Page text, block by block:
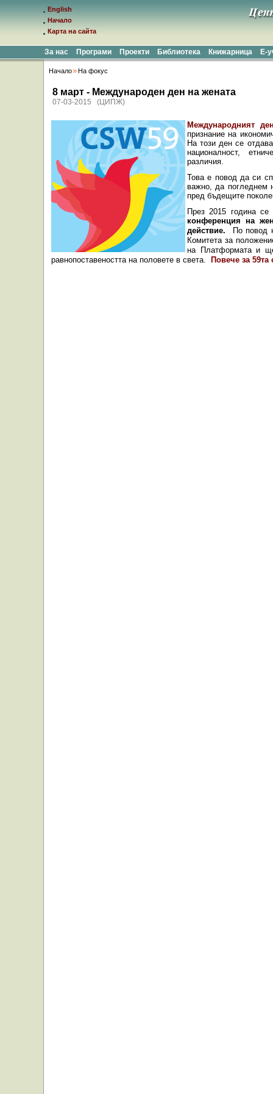
English
Начало
Карта на сайта
За нас Програми Проекти Библиотека Книжарница Е-
Начало На фокус
8 март - Международен ден на жената
07-03-2015 (ЦИПЖ)
Международният
признание на
На този ден се
националност,
различия.
Това е повод да си
важно, да погледнем
пред бъдещите
През 2015 година
конференция на
действие.
По повод
Комитета за
на Платформата и ще
равнопоставеността на половете в света.
Повече за